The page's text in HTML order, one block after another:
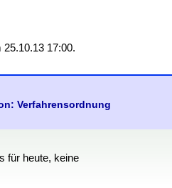
17:00.
Verfahrensordnung
für heute, keine